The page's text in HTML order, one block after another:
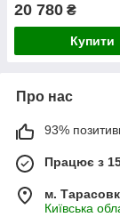
20 780 ₴
Купити
Про нас
93%
Працює з
м.
Київська